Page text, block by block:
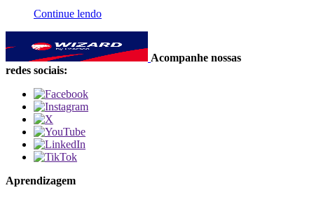
Continue lendo
Acompanhe nossas
redes sociais:
Aprendizagem